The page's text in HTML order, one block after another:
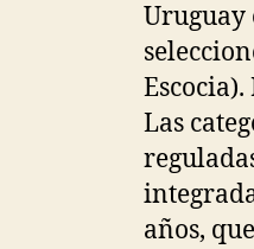
Uruguay
Las
años,